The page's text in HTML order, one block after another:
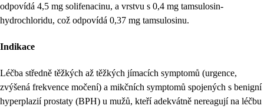
odpovídá 4,5 mg solifenacinu, a vrstvu s 0,4 mg tamsulosin-
hydrochloridu, což odpovídá 0,37 mg tamsulosinu.
Indikace
Léčba středně těžkých až těžkých jímacích symptomů (urgence,
zvýšená frekvence močení) a mikčních symptomů spojených s benigní
hyperplazií prostaty (BPH) u mužů, kteří adekvátně nereagují na léčbu